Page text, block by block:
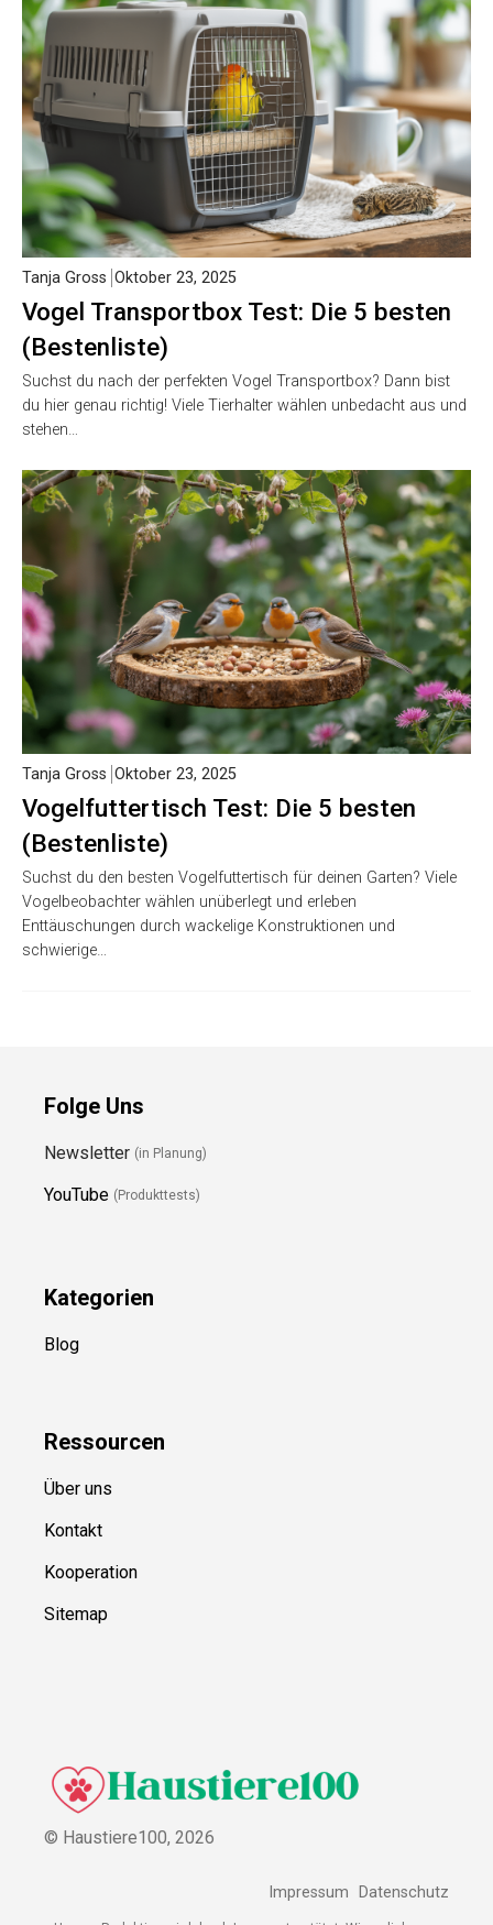
Vogel Transportbox Test: Die 5 besten
(Bestenliste)
Tanja Gross Oktober 23, 2025
Suchst du nach der perfekten Vogel Transportbox? Dann bist
du hier genau richtig! Viele Tierhalter wählen unbedacht aus und
stehen…
Vogelfuttertisch Test: Die 5 besten
(Bestenliste)
Tanja Gross Oktober 23, 2025
Suchst du den besten Vogelfuttertisch für deinen Garten? Viele
Vogelbeobachter wählen unüberlegt und erleben
Enttäuschungen durch wackelige Konstruktionen und
schwierige…
Folge Uns
Newsletter (in Planung)
YouTube (Produkttests)
Kategorien
Blog
Ressourcen
Über uns
Kontakt
Kooperation
Sitemap
© Haustiere100, 2026
Impressum Datenschutz